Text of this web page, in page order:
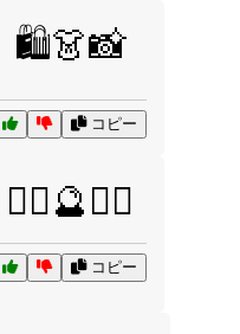
🛍️👗📸
コピー
🧙‍♀️🔮🧝‍♂️
コピー